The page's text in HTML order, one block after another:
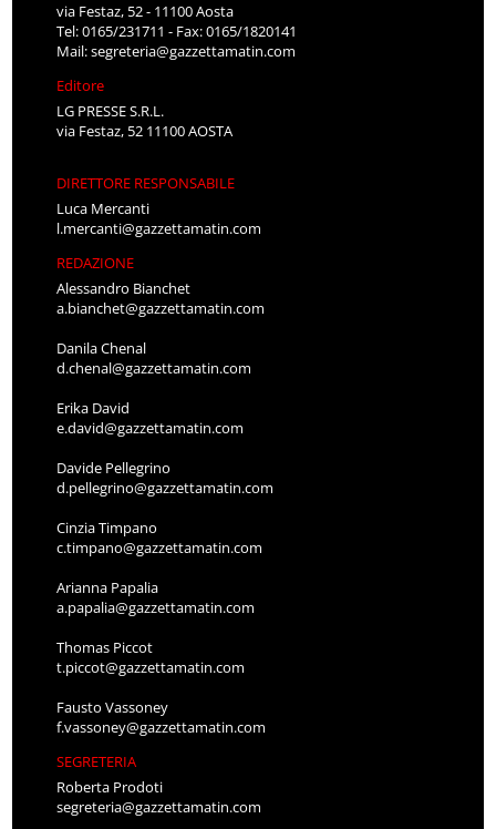
via Festaz, 52 - 11100 Aosta
Tel: 0165/231711 - Fax: 0165/1820141
Mail:segreteria@gazzettamatin.com
Editore
LG PRESSE S.R.L.
via Festaz, 52 11100 AOSTA
DIRETTORE RESPONSABILE
Luca Mercanti
l.mercanti@gazzettamatin.com
REDAZIONE
Alessandro Bianchet
a.bianchet@gazzettamatin.com
Danila Chenal
d.chenal@gazzettamatin.com
Erika David
e.david@gazzettamatin.com
Davide Pellegrino
d.pellegrino@gazzettamatin.com
Cinzia Timpano
c.timpano@gazzettamatin.com
Arianna Papalia
a.papalia@gazzettamatin.com
Thomas Piccot
t.piccot@gazzettamatin.com
Fausto Vassoney
f.vassoney@gazzettamatin.com
SEGRETERIA
Roberta Prodoti
segreteria@gazzettamatin.com